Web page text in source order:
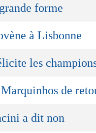
forme
à Lisbonne
les
de
a dit non